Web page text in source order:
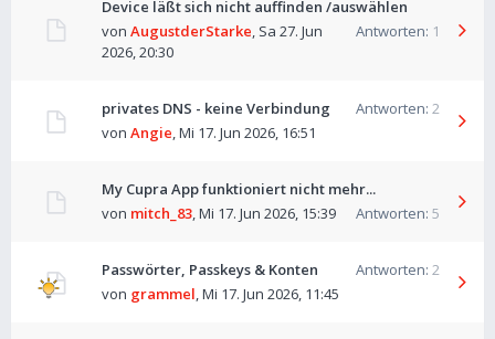
Device läßt sich nicht auffinden /auswählen
Antworten: 1
von AugustderStarke, Sa 27. Jun
2026, 20:30
privates DNS - keine Verbindung Antworten: 2
von Angie,Mi 17. Jun 2026, 16:51
My Cupra App funktioniert nicht mehr...
Antworten: 5
von mitch_83,Mi 17. Jun 2026, 15:39
Passwörter, Passkeys & Konten Antworten: 2
von grammel,Mi 17. Jun 2026, 11:45